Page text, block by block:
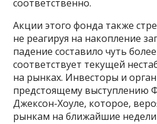
соответственно.
Акции этого фонда также
не реагируя на накопление
падение составило чуть
соответствует текущей
на рынках. Инвесторы и
предстоящему выступлению
Джексон-Хоуле, которое,
рынкам на ближайшие